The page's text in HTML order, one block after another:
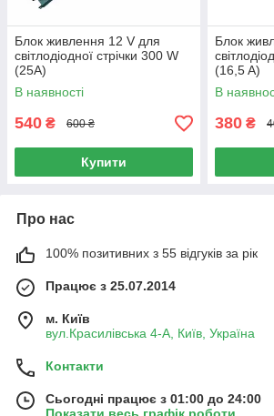
Блок живлення 12 V для
світлодіодної стрічки 300 W
(25A)
В наявності
540 ₴ 600 ₴
Купити
Блок
(16,5 A)
В
380 ₴
Про нас
100% позитивних з 55 відгуків за рік
Працює з 25.07.2014
м. Київ
вул.Красилівська 4-А, Київ, Україна
Контакти
Сьогодні працює з 01:00 до 24:00